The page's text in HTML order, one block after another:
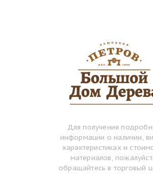
Для получения
информации о наличии,
характеристиках и
материалов,
обращайтесь в торговый